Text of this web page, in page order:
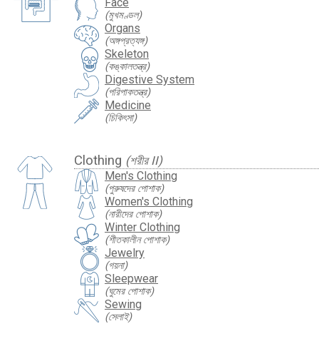
(মুখমণ্ডল)
Organs
(অঙ্গপ্রত্যঙ্গ)
Skeleton
(কঙ্কালতন্ত্র)
Digestive System
(পরিপাকতন্ত্র)
Medicine
(চিকিৎসা)
Clothing (শরীর II)
Men's Clothing
(পুরুষদের পোশাক)
Women's Clothing
(নারীদের পোশাক)
Winter Clothing
(শীতকালীন পোশাক)
Jewelry
(গয়না)
Sleepwear
(ঘুমের পোশাক)
Sewing
(সেলাই)